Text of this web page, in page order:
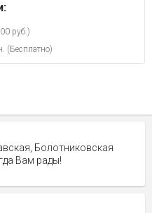
руб.)
(Бесплатно)
Болотниковская
Вам рады!